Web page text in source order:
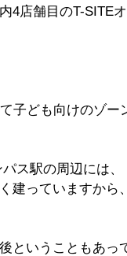
4店舗目のT-SITE
子ども向けのゾー
ス駅の周辺には、
建っていますから
ということもあっ